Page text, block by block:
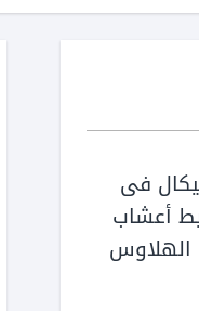
فى
أعشاب
الهلاوس